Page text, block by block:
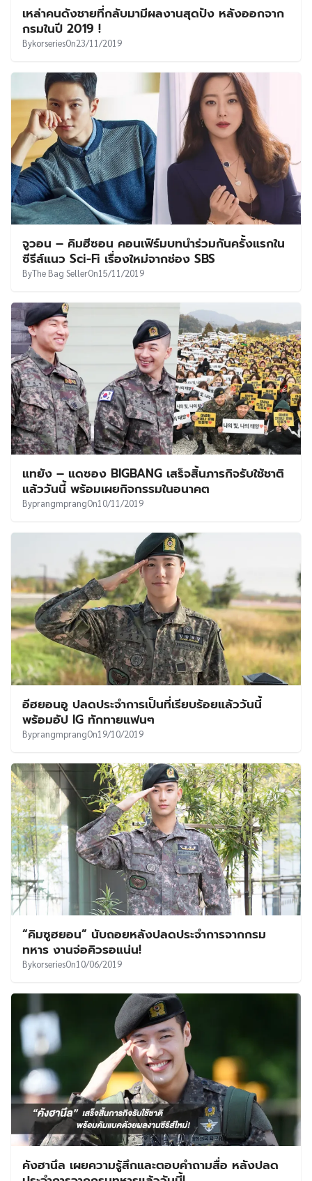
เหล่าคนดังชายที่กลับมามีผลงานสุดปัง หลังออกจาก
กรมในปี 2019 !
BykorseriesOn23/11/2019
จูวอน – คิมฮีซอน คอนเฟิร์มบทนำร่วมกันครั้งแรกใน
ซีรีส์แนว Sci-Fi เรื่องใหม่จากช่อง SBS
ByThe Bag SellerOn15/11/2019
แทยัง – แดซอง BIGBANG เสร็จสิ้นภารกิจรับใช้ชาติ
แล้ววันนี้ พร้อมเผยกิจกรรมในอนาคต
ByprangmprangOn10/11/2019
อีฮยอนอู ปลดประจำการเป็นที่เรียบร้อยแล้ววันนี้
พร้อมอัป IG ทักทายแฟนๆ
ByprangmprangOn19/10/2019
“คิมซูฮยอน” นับถอยหลังปลดประจำการจากกรม
ทหาร งานจ่อคิวรอแน่น!
BykorseriesOn10/06/2019
คังฮานึล เผยความรู้สึกและตอบคำถามสื่อ หลังปลด